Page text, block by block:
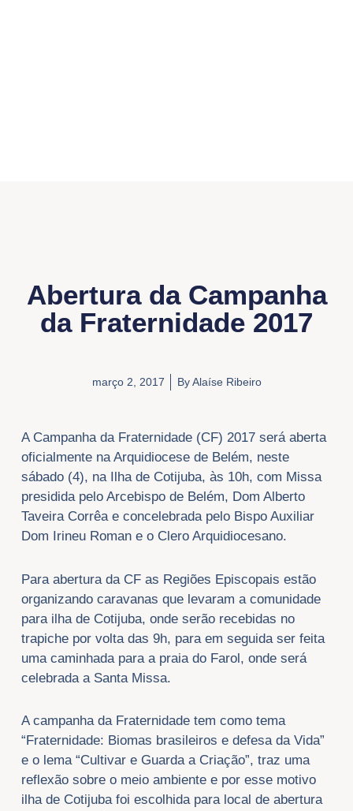
Abertura da Campanha
da Fraternidade 2017
março 2, 2017 ByAlaíse Ribeiro
A Campanha da Fraternidade (CF) 2017 será aberta
oficialmente na Arquidiocese de Belém, neste
sábado (4), na Ilha de Cotijuba, às 10h, com Missa
presidida pelo Arcebispo de Belém, Dom Alberto
Taveira Corrêa e concelebrada pelo Bispo Auxiliar
Dom Irineu Roman e o Clero Arquidiocesano.
Para abertura da CF as Regiões Episcopais estão
organizando caravanas que levaram a comunidade
para ilha de Cotijuba, onde serão recebidas no
trapiche por volta das 9h, para em seguida ser feita
uma caminhada para a praia do Farol, onde será
celebrada a Santa Missa.
A campanha da Fraternidade tem como tema
“Fraternidade: Biomas brasileiros e defesa da Vida”
e o lema “Cultivar e Guarda a Criação”, traz uma
reflexão sobre o meio ambiente e por esse motivo
ilha de Cotijuba foi escolhida para local de abertura